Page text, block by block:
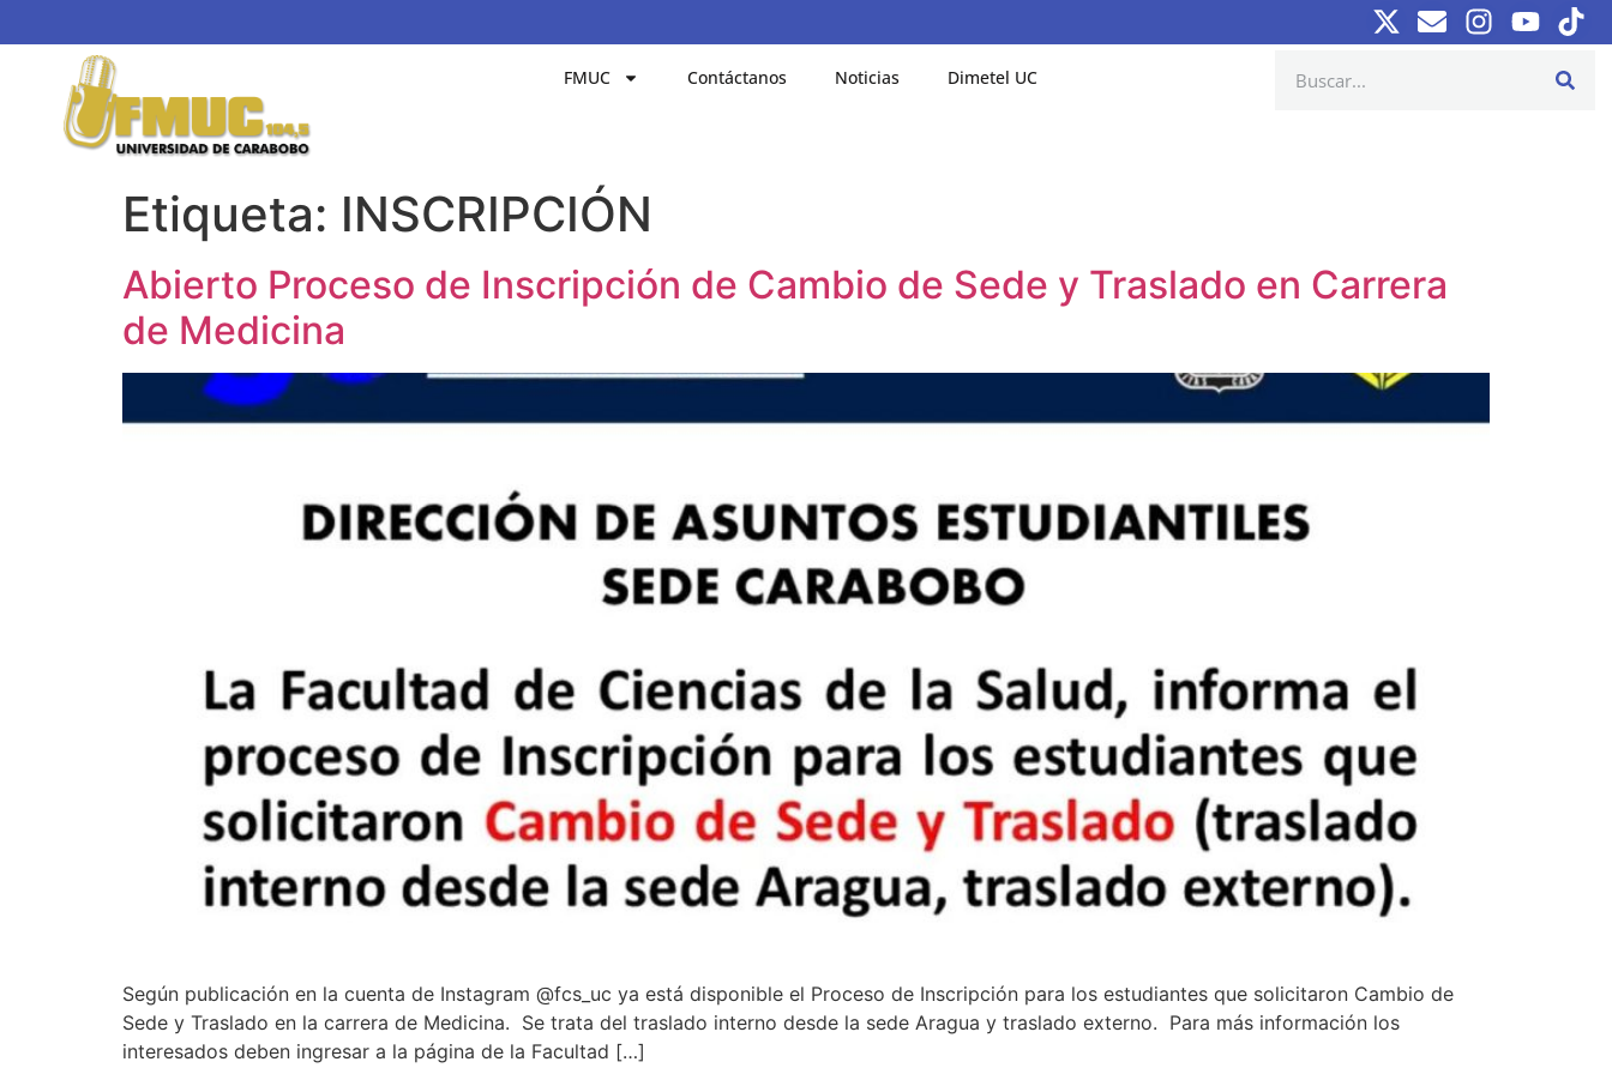
FMUC Contáctanos Noticias Dimetel UC
Etiqueta: INSCRIPCIÓN
Abierto Proceso de Inscripción de Cambio de Sede y Traslado en Carrera
de Medicina
Según publicación en la cuenta de Instagram @fcs_uc ya está disponible el Proceso de Inscripción para los estudiantes que solicitaron Cambio de
Sede y Traslado en la carrera de Medicina. Se trata del traslado interno desde la sede Aragua y traslado externo. Para más información los
interesados deben ingresar a la página de la Facultad […]